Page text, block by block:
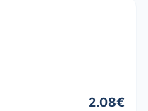
2.08€